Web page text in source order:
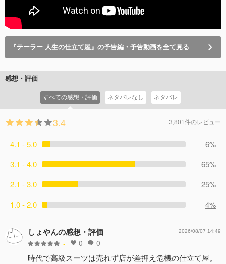
『テーラー 人生の仕立て屋』の予告編・予告動画を全て見る
感想・評価
すべての感想・評価 ネタバレなし ネタバレ
3.4 3,801件のレビュー
4.1 - 5.0
6%
3.1 - 4.0
65%
2.1 - 3.0
25%
1.0 - 2.0
4%
しょやんの感想・評価
- 0 0
2026/08/07 14:49
時代で高級スーツは売れず店が差押え危機の仕立て屋。